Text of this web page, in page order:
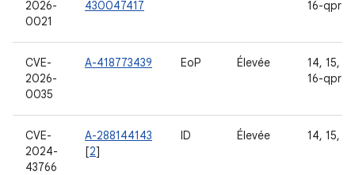
2026-
0021
430047417 16-qpr2
CVE-
2026-
0035
A-418773439 EoP Élevée
14, 15,
16-qpr2
CVE-
2024-
43766
A-288144143
[2]
ID Élevée 14, 15, 16